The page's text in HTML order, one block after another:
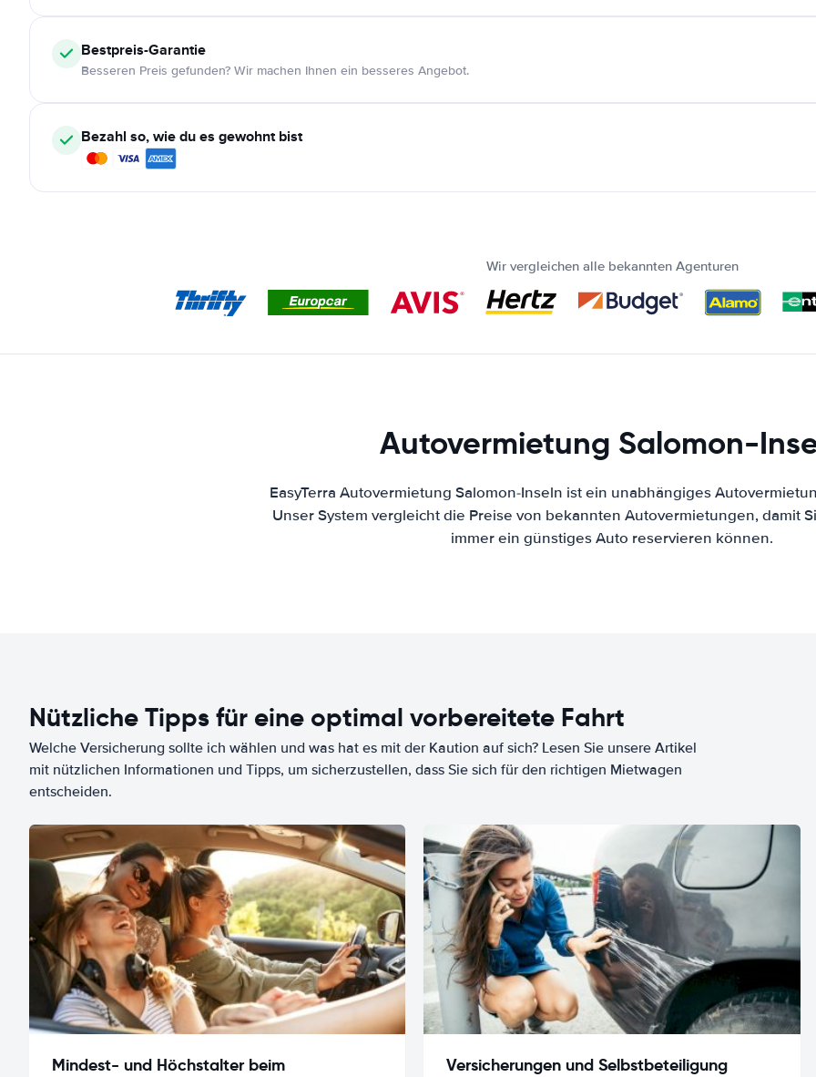
Bestpreis-Garantie
Besseren Preis gefunden? Wir machen Ihnen ein besseres Angebot.
Bezahl so, wie du es gewohnt bist
Wir vergleichen alle bekannten Agenturen
Autovermietung Salomon-
EasyTerra Autovermietung Salomon-Inseln ist ein unabhängiges
Unser System vergleicht die Preise von bekannten Autovermietungen, damit
immer ein günstiges Auto reservieren können.
Nützliche Tipps für eine optimal vorbereitete Fahrt
Welche Versicherung sollte ich wählen und was hat es mit der Kaution auf sich? Lesen Sie unsere Artikel
mit nützlichen Informationen und Tipps, um sicherzustellen, dass Sie sich für den richtigen Mietwagen
entscheiden.
Mindest- und Höchstalter beim
Versicherungen und Selbstbeteiligung